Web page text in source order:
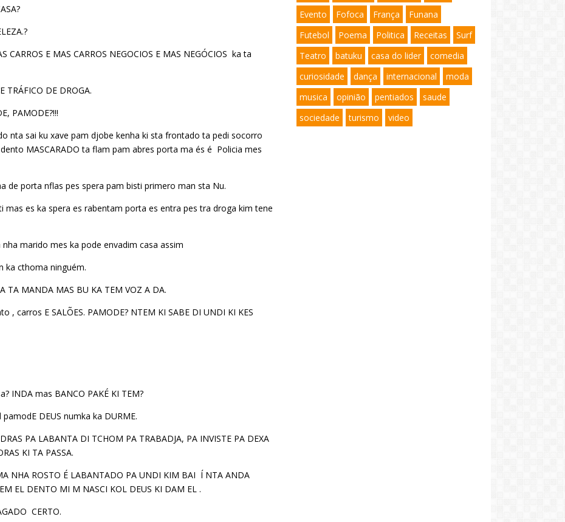
CARROS E MAS CARROS NEGOCIOS E MAS NEGÓCIOS ka ta
DE DROGA.
PAMODE?!!!
nta sai ku xave pam djobe kenha ki sta frontado ta pedi socorro
MASCARADO ta flam pam abres porta ma és é Policia mes
de porta nflas pes spera pam bisti primero man sta Nu.
es ka spera es rabentam porta es entra pes tra droga kim tene
marido mes ka pode envadim casa assim
ka cthoma ninguém.
TA MANDA MAS BU KA TEM VOZ A DA.
carros E SALÕES. PAMODE? NTEM KI SABE DI UNDI KI KES
INDA mas BANCO PAKÉ KI TEM?
DEUS numka ka DURME.
PA LABANTA DI TCHOM PA TRABADJA, PA INVISTE PA DEXA
KI TA PASSA.
NHA ROSTO É LABANTADO PA UNDI KIM BAI Í NTA ANDA
EL DENTO MI M NASCI KOL DEUS KI DAM EL .
CERTO.
Evento
Fofoca França
Funana
Futebol
Poema Politica Receitas
Surf
Teatro
batuku casa do lider
comedia
curiosidade
dança internacional
moda
musica
opinião pentiados
saude
sociedade
turismo video